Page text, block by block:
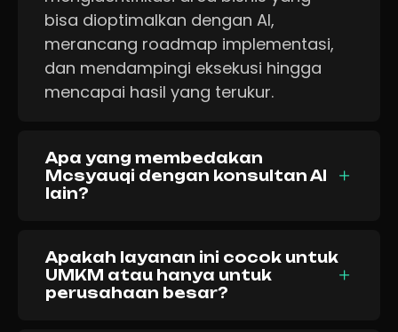
bisa dioptimalkan dengan AI,
merancang roadmap implementasi,
dan mendampingi eksekusi hingga
mencapai hasil yang terukur.
Apa yang membedakan
Mcsyauqi dengan konsultan AI
lain?
Apakah layanan ini cocok untuk
UMKM atau hanya untuk
perusahaan besar?